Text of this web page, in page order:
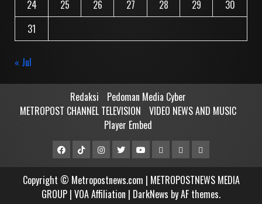
24
25 26 27 28 29
30
31
« Jul
Redaksi
Pedoman Media Cyber
METROPOST CHANNEL TELEVISION
VIDEO NEWS AND MUSIC
Player Embed
FacebookTiktok
Metropostnews
Media
Group
Instagram
TwitterYoutubeMCTVVIDEO
NEWS
AND
MUSIC
Player
Embed
Copyright © Metropostnews.com | METROPOSTNEWS MEDIA
GROUP | VOA Affiliation | DarkNews by AF themes.